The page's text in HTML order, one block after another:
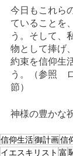
今日もこれら
ていることを
う。そして、
物として捧げ
約束を信仰生
う。（参照　
節）
神様の豊かな
信仰生活御計画信
イエスキリスト 富